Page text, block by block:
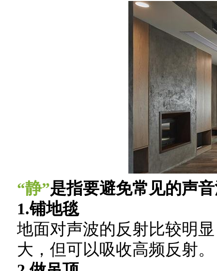
“静”是指要避免常见的声
1.铺地毯
地面对声波的反射比较明
大，但可以吸收高频反射。